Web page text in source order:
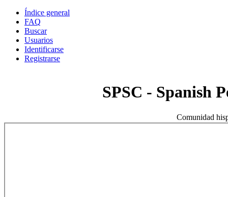
Índice general
FAQ
Buscar
Usuarios
Identificarse
Registrarse
SPSC - Spanish
Comunidad